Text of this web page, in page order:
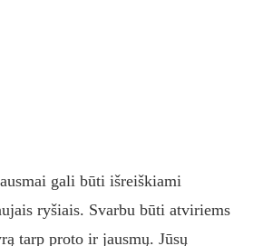
gali būti išreiškiami
ryšiais. Svarbu būti atviriems
tarp proto ir jausmų. Jūsų